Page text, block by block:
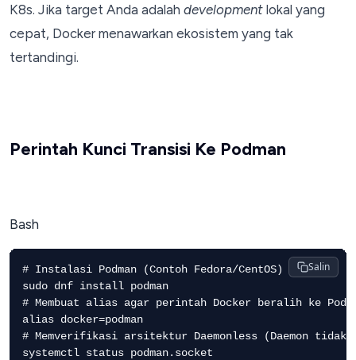
K8s. Jika target Anda adalah development lokal yang
cepat, Docker menawarkan ekosistem yang tak
tertandingi.
Perintah Kunci Transisi Ke Podman
Bash
# Instalasi Podman (Contoh Fedora/CentOS)
sudo dnf install podman
# Membuat alias agar perintah Docker beralih ke
alias docker=podman
# Memverifikasi arsitektur Daemonless (Daemon tidak
systemctl status podman.socket
Salin